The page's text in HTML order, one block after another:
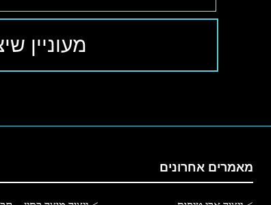
מאמרים אחרונים